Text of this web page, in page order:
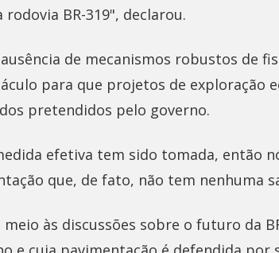
BR-319", declarou.
de mecanismos robustos de
para que projetos de exploração
pretendidos pelo governo.
efetiva tem sido tomada, então
que, de fato, não tem nenhuma
às discussões sobre o futuro da